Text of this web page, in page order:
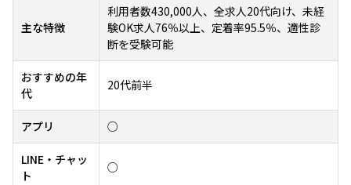
主な特徴
利用者数430,000人、全求人20代向け、未経
験OK求人76％以上、定着率95.5％、適性診
断を受験可能
おすすめの年
代
20代前半
アプリ ○
LINE・チャッ
ト
○